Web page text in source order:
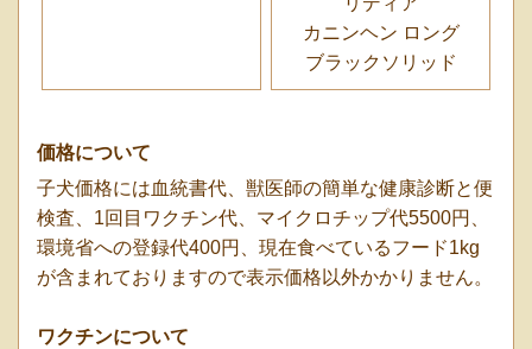
カニンヘン ロング
ブラックソリッド
価格について
子犬価格には血統書代、獣医師の簡単な健康診断と便
検査、1回目ワクチン代、マイクロチップ代5500円、
環境省への登録代400円、現在食べているフード1kg
が含まれておりますので表示価格以外かかりません。
ワクチンについて